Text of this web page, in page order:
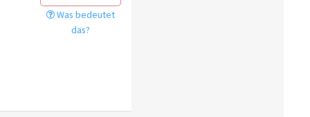
Was bedeutet
das?